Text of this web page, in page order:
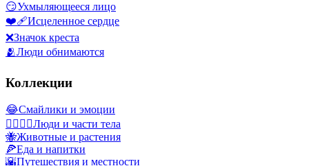
😏Ухмыляющееся лицо
❤️‍🩹Исцеленное сердце
❌Значок креста
🫂Люди обнимаются
Коллекции
😂Смайлики и эмоции
👩‍❤️‍💋‍👨Люди и части тела
🐝Животные и растения
🍕Еда и напитки
🌇Путешествия и местности